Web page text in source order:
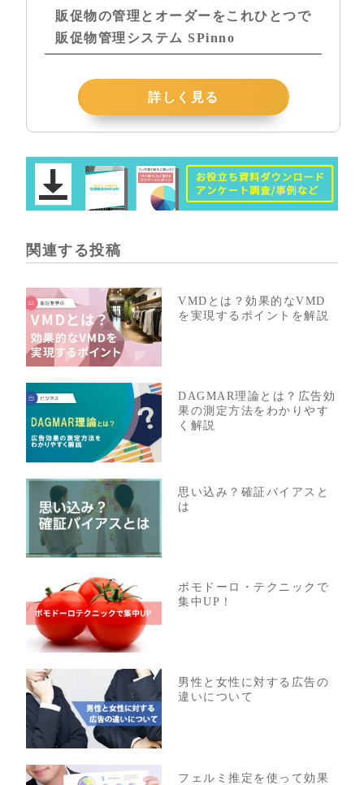
販促物の管理とオーダーをこれひとつで
販促物管理システム SPinno
詳しく見る
関連する投稿
VMDとは？効果的なVMD
を実現するポイントを解説
DAGMAR理論とは？広告効
果の測定方法をわかりやす
く解説
思い込み？確証バイアスと
は
ポモドーロ・テクニックで
集中UP！
男性と女性に対する広告の
違いについて
フェルミ推定を使って効果